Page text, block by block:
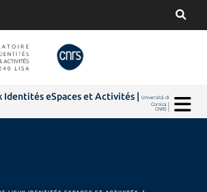
Identités eSpaces et Activités |Università di
Corsica |
CNRS |